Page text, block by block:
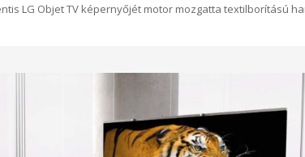
LG Objet TV képernyőjét motor mozgatta textilborítású